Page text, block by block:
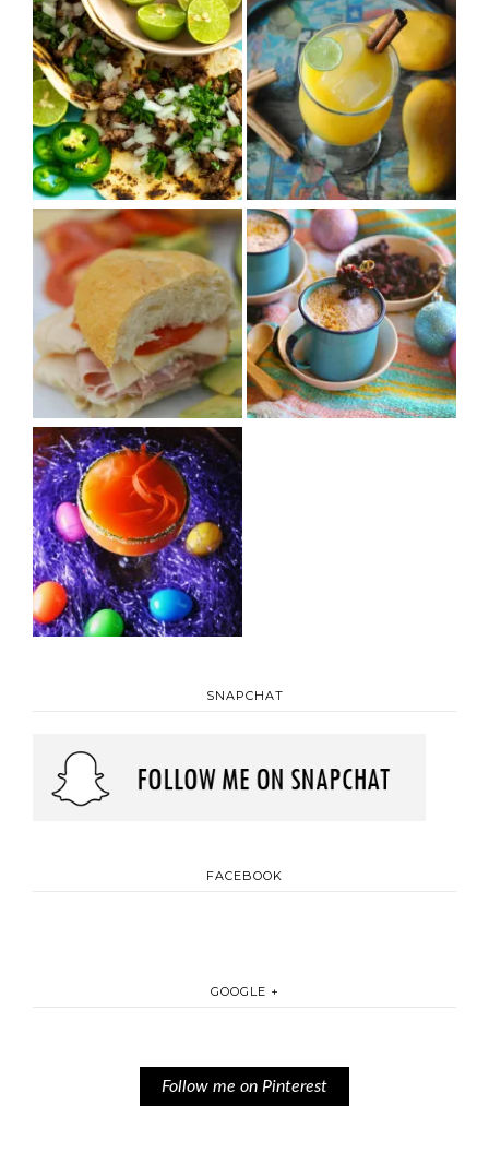
SNAPCHAT
FACEBOOK
GOOGLE +
Follow me on Pinterest